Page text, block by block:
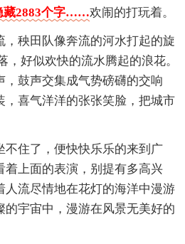
2883个字……欢闹的打玩着。
，秧田队像奔流的河水打起的旋
，好似欢快的流水腾起的浪花。
，鼓声交集成气势磅礴的交响
，喜气洋洋的张张笑脸，把城市
不住了，便快快乐乐的来到广
着上面的表演，别提有多高兴
人流尽情地在花灯的海洋中漫游
的宇宙中，漫游在风景无美好的